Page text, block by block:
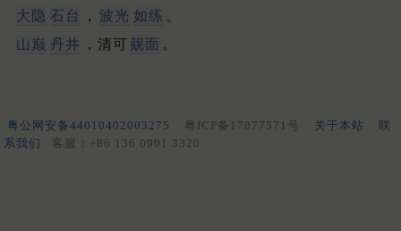
大隐 石台 ， 波光 如练 。
山巅 丹井 ，清可 觌面 。
粤公网安备44010402003275 粤ICP备17077571号 关于本站
联
系我们
客服：+86 136 0901 3320